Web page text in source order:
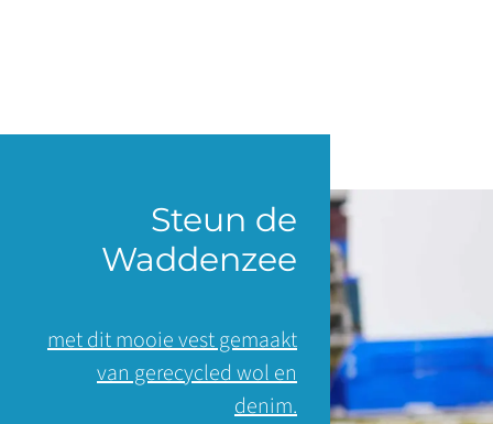
Steun de
Waddenzee
met dit mooie vest gemaakt
van gerecycled wol en
denim.